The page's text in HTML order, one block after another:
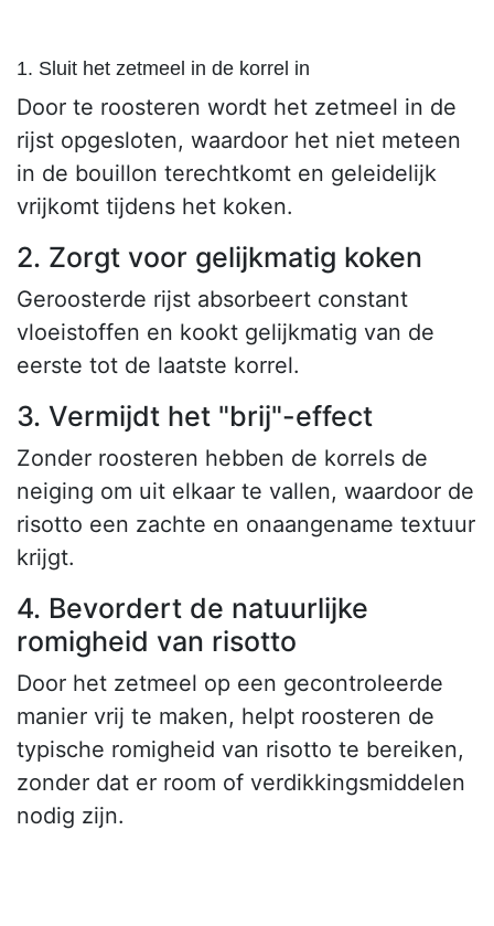
1. Sluit het zetmeel in de korrel in
Door te roosteren wordt het zetmeel in de
rijst opgesloten, waardoor het niet meteen
in de bouillon terechtkomt en geleidelijk
vrijkomt tijdens het koken.
2. Zorgt voor gelijkmatig koken
Geroosterde rijst absorbeert constant
vloeistoffen en kookt gelijkmatig van de
eerste tot de laatste korrel.
3. Vermijdt het "brij"-effect
Zonder roosteren hebben de korrels de
neiging om uit elkaar te vallen, waardoor de
risotto een zachte en onaangename textuur
krijgt.
4. Bevordert de natuurlijke
romigheid van risotto
Door het zetmeel op een gecontroleerde
manier vrij te maken, helpt roosteren de
typische romigheid van risotto te bereiken,
zonder dat er room of verdikkingsmiddelen
nodig zijn.